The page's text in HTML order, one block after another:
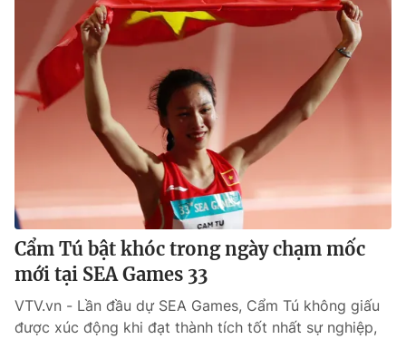
Các môn khác
VIDEO
Bên lề
Cẩm Tú bật khóc trong ngày chạm mốc
mới tại SEA Games 33
VTV.vn - Lần đầu dự SEA Games, Cẩm Tú không giấu
được xúc động khi đạt thành tích tốt nhất sự nghiệp,